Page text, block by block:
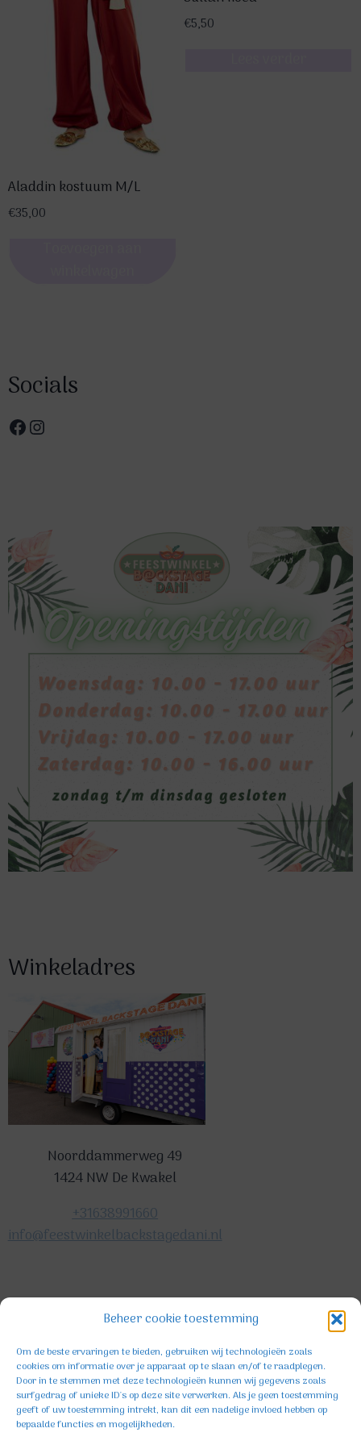
Beheer cookie toestemming
Om de beste ervaringen te bieden, gebruiken wij technologieën zoals
cookies om informatie over je apparaat op te slaan en/of te raadplegen.
Door in te stemmen met deze technologieën kunnen wij gegevens zoals
surfgedrag of unieke ID's op deze site verwerken. Als je geen toestemming
geeft of uw toestemming intrekt, kan dit een nadelige invloed hebben op
bepaalde functies en mogelijkheden.
Aladdin kostuum M/L
€35,00
€5,50
Socials
Facebook
Instagram
Winkeladres
Noorddammerweg 49
1424 NW De Kwakel
+31638991660
info@feestwinkelbackstagedani.nl
©2025 TeDa-design